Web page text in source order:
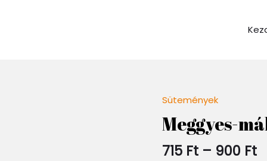
Sütemények
Meggyes-
715 Ft – 900 Ft
-
Quantity